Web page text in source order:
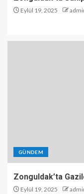
Eylül 19, 2025
GÜNDEM
Zonguldak’ta
Eylül 19, 2025